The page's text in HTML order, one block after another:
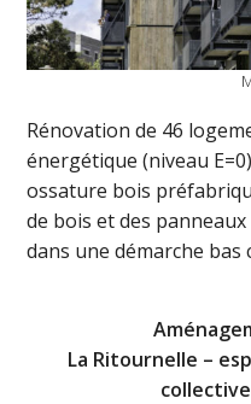
Rénovation de 46
énergétique (niveau
ossature bois
de bois et des
dans une démarche bas
La Ritournelle –